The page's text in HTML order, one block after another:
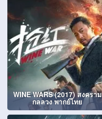
WINE WARS (2017) สงคราม
กลลวง พากย์ไทย